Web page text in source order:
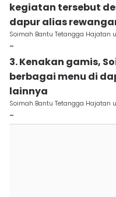
kegiatan tersebut
dapur alias
Soimah Bantu Tetangga Hajatan
-
3. Kenakan gamis,
berbagai menu di
lainnya
Soimah Bantu Tetangga Hajatan
-